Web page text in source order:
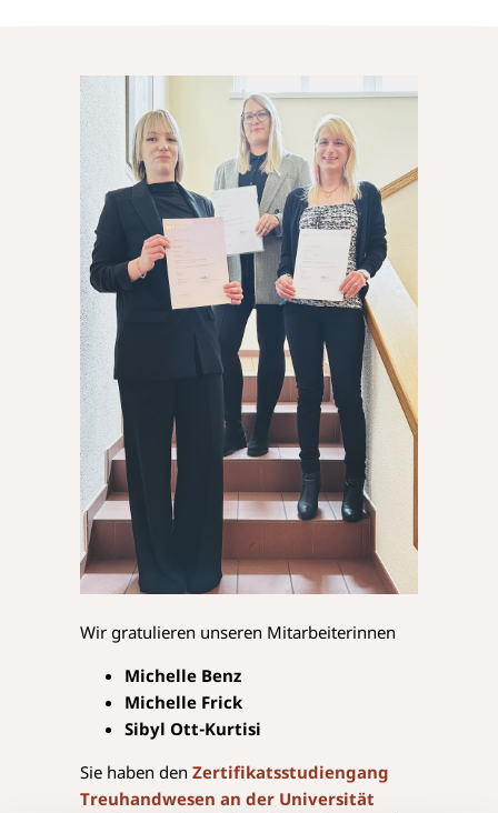
Wir gratulieren unseren Mitarbeiterinnen
Michelle Benz
Michelle Frick
Sibyl Ott-Kurtisi
Sie haben den Zertifikatsstudiengang
Treuhandwesen an der Universität